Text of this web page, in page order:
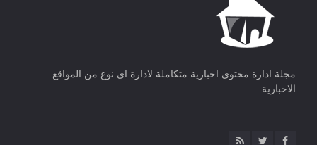
مجلة ادارة محتوى اخبارية متكاملة لادارة اى نوع من المواقع
الاخبارية